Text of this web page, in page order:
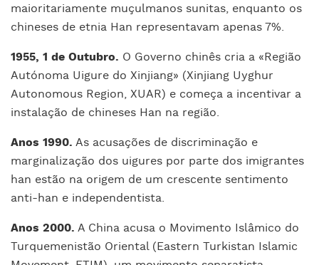
maioritariamente muçulmanos sunitas, enquanto os
chineses de etnia Han representavam apenas7%.
1955, 1 de Outubro. O Governo chinês cria a «Região
Autónoma Uigure do Xinjiang» (Xinjiang Uyghur
Autonomous Region, XUAR) e começa a incentivar a
instalação de chineses Han na região.
Anos 1990. As acusações de discriminação e
marginalização dos uigures por parte dos imigrantes
han estão na origem de um crescente sentimento
anti-han e independentista.
Anos 2000. A China acusa o Movimento Islâmico do
Turquemenistão Oriental (Eastern Turkistan Islamic